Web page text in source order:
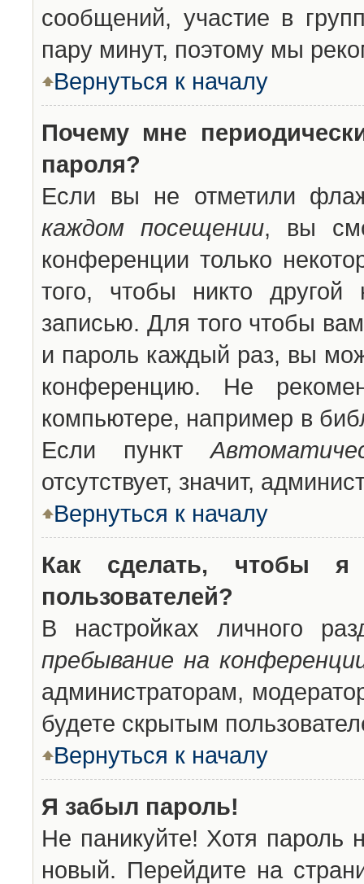
сообщений, участие в
пару минут, поэтому мы
Вернуться к началу
Почему мне
пароля?
Если вы не отметили
каждом посещении, вы
конференции только
того, чтобы никто другой
записью. Для того чтобы
и пароль каждый раз, вы
конференцию. Не
компьютере, например в
Если пункт
отсутствует, значит,
Вернуться к началу
Как сделать, чтобы
пользователей?
В настройках личного
пребывание на
администраторам,
будете скрытым
Вернуться к началу
Я забыл пароль!
Не паникуйте! Хотя пароль
новый. Перейдите на